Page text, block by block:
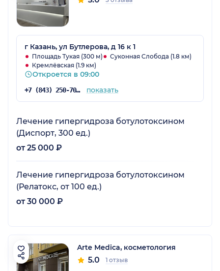
г Казань, ул Бутлерова, д 16 к 1
Площадь Тукая (300 м)
Суконная Слобода (1.8 км)
Кремлёвская (1.9 км)
Откроется в 09:00
+7 (843) 250-70-03 показать
Лечение гипергидроза ботулотоксином
(Диспорт, 300 ед.)
от 25 000 ₽
Лечение гипергидроза ботулотоксином
(Релатокс, от 100 ед.)
от 30 000 ₽
Arte Medica, косметология
5.0 1 отзыв